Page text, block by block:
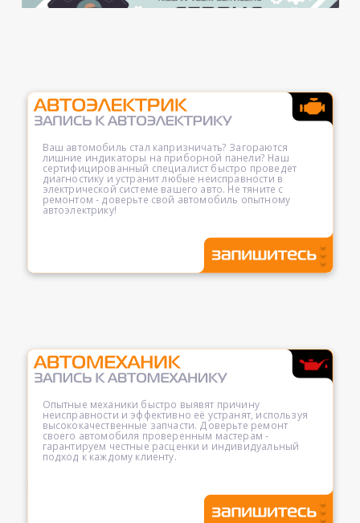
Ваш автомобиль стал капризничать? Загораются
лишние индикаторы на приборной панели? Наш
сертифицированный специалист быстро проведет
диагностику и устранит любые неисправности в
электрической системе вашего авто. Не тяните с
ремонтом - доверьте свой автомобиль опытному
автоэлектрику!
Опытные механики быстро выявят причину
неисправности и эффективно её устранят, используя
высококачественные запчасти. Доверьте ремонт
своего автомобиля проверенным мастерам -
гарантируем честные расценки и индивидуальный
подход к каждому клиенту.